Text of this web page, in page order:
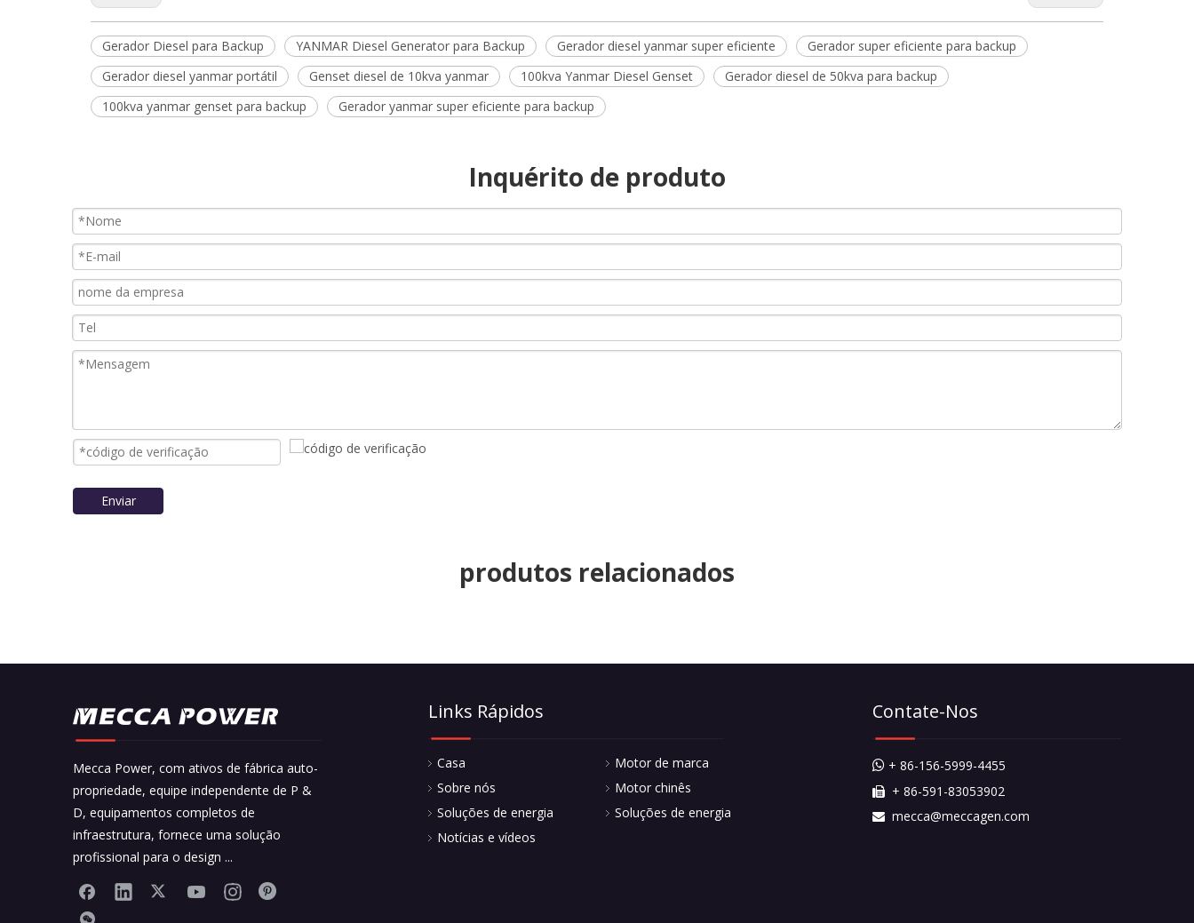
Gerador Diesel para Backup YANMAR Diesel Generator para Backup Gerador diesel yanmar super eficiente
Gerador super eficiente para backup
Gerador diesel yanmar portátil
Genset diesel de 10kva yanmar 100kva Yanmar Diesel Genset
Gerador diesel de 50kva para backup
100kva yanmar genset para backup
Gerador yanmar super eficiente para backup
Inquérito de produto
Enviar
produtos relacionados
Mecca Power, com ativos de fábrica auto-
propriedade, equipe independente de P &
D, equipamentos completos de
infraestrutura, fornece uma solução
profissional para o design ...
Links Rápidos
Casa
Sobre nós
Soluções de energia
Notícias e vídeos
Motor de marca
Motor chinês
Soluções de energia
Contate-Nos
 + 86-156-5999-4455
 + 86-591-83053902
 mecca@meccagen.com